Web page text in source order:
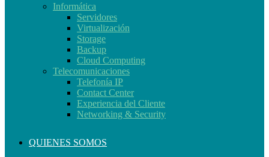
Informática
Servidores
Virtualización
Storage
Backup
Cloud Computing
Telecomunicaciones
Telefonía IP
Contact Center
Experiencia del Cliente
Networking & Security
QUIENES SOMOS